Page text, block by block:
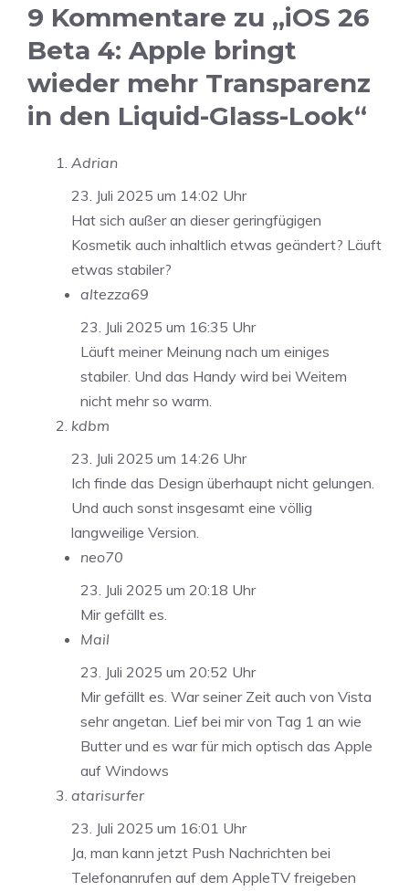
9 Kommentare zu „iOS 26
Beta 4: Apple bringt
wieder mehr Transparenz
in den Liquid-Glass-Look“
Adrian
23. Juli 2025 um 14:02 Uhr
Hat sich außer an dieser geringfügigen
Kosmetik auch inhaltlich etwas geändert? Läuft
etwas stabiler?
altezza69
23. Juli 2025 um 16:35 Uhr
Läuft meiner Meinung nach um einiges
stabiler. Und das Handy wird bei Weitem
nicht mehr so warm.
kdbm
23. Juli 2025 um 14:26 Uhr
Ich finde das Design überhaupt nicht gelungen.
Und auch sonst insgesamt eine völlig
langweilige Version.
neo70
23. Juli 2025 um 20:18 Uhr
Mir gefällt es.
Mail
23. Juli 2025 um 20:52 Uhr
Mir gefällt es. War seiner Zeit auch von Vista
sehr angetan. Lief bei mir von Tag 1 an wie
Butter und es war für mich optisch das Apple
auf Windows
atarisurfer
23. Juli 2025 um 16:01 Uhr
Ja, man kann jetzt Push Nachrichten bei
Telefonanrufen auf dem AppleTV freigeben